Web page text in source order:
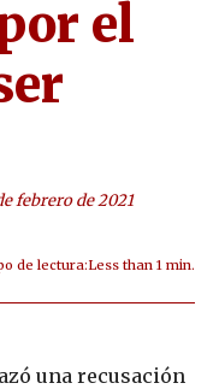
el
febrero de 2021
de lectura:Less than 1 min.
una recusación